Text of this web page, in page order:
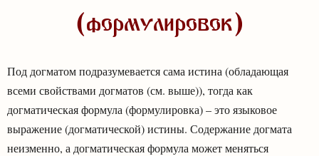
(формулировок)
Под догматом подразумевается сама истина (обладающая
всеми свойствами догматов (см. выше)), тогда как
догматическая формула (формулировка) – это языковое
выражение (догматической) истины. Содержание догмата
неизменно, а догматическая формула может меняться